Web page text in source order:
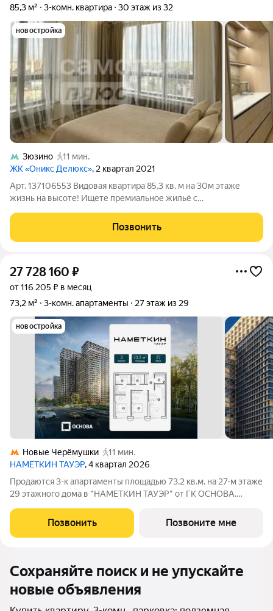
85,3 м² 3-комн. квартира 30 этаж из 32
новостройка
Зюзино
11 мин.
ЖК «Оникс Делюкс», 2 квартал 2021
Арт. 137106553 Видовая квартира 85,3 кв. м на 30м этаже
жизнь на высоте! Ищете премиальное жильё с
30го этажа открывается панорамный вид на Москву и
Позвонить
27 728 160 ₽
от 116 205 ₽ в месяц
73,2 м²
3-комн. апартаменты 27 этаж из 29
новостройка
Новые Черёмушки
11 мин.
НАМЕТКИН ТАУЭР, 4 квартал 2026
Продаются 3-к апартаменты площадью 73.2 кв.м. на 27-м этаже
29 этажного дома в "НАМЕТКИН ТАУЭР" от ГК ОСНОВА.
обслуживанием, располагается в районе Черёмушки на Юго-
Западе Москвы. Архитектура от
Позвонить Позвоните мне
Сохраняйте поиск и не упускайте
новые объявления